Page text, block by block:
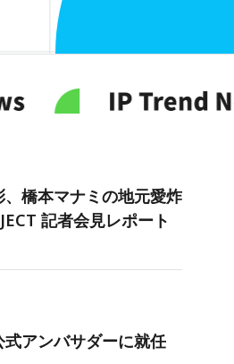
橋本マナミの地元愛炸
記者会見レポート
アンバサダーに就任